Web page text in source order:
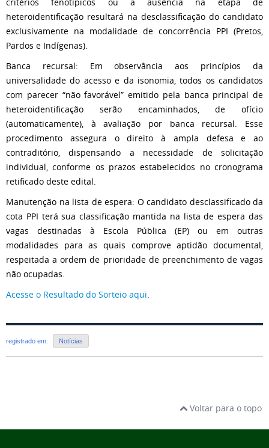
heteroidentificação resultará na desclassificação do candidato
exclusivamente na modalidade de concorrência PPI (Pretos,
Pardos e Indígenas).
Banca recursal: Em observância aos princípios da
universalidade do acesso e da isonomia, todos os candidatos
com parecer “não favorável” emitido pela banca principal de
heteroidentificação serão encaminhados, de ofício
(automaticamente), à avaliação por banca recursal. Esse
procedimento assegura o direito à ampla defesa e ao
contraditório, dispensando a necessidade de solicitação
individual, conforme os prazos estabelecidos no cronograma
retificado deste edital.
Manutenção na lista de espera: O candidato desclassificado da
cota PPI terá sua classificação mantida na lista de espera das
vagas destinadas à Escola Pública (EP) ou em outras
modalidades para as quais comprove aptidão documental,
respeitada a ordem de prioridade de preenchimento de vagas
não ocupadas.
Acesse o Resultado do Sorteio aqui.
registrado em: Notícias
Voltar para o topo